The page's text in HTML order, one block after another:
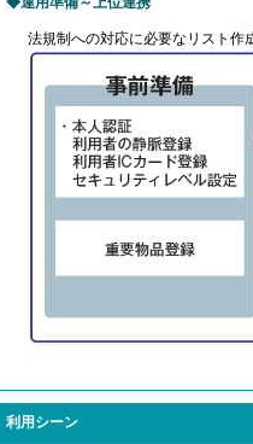
法規制への対応に必要なリスト作
利用シーン